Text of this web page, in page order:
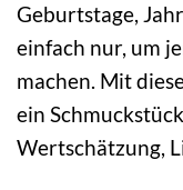
Geburtstage,
einfach nur, um
machen. Mit
ein
Wertschätzung,